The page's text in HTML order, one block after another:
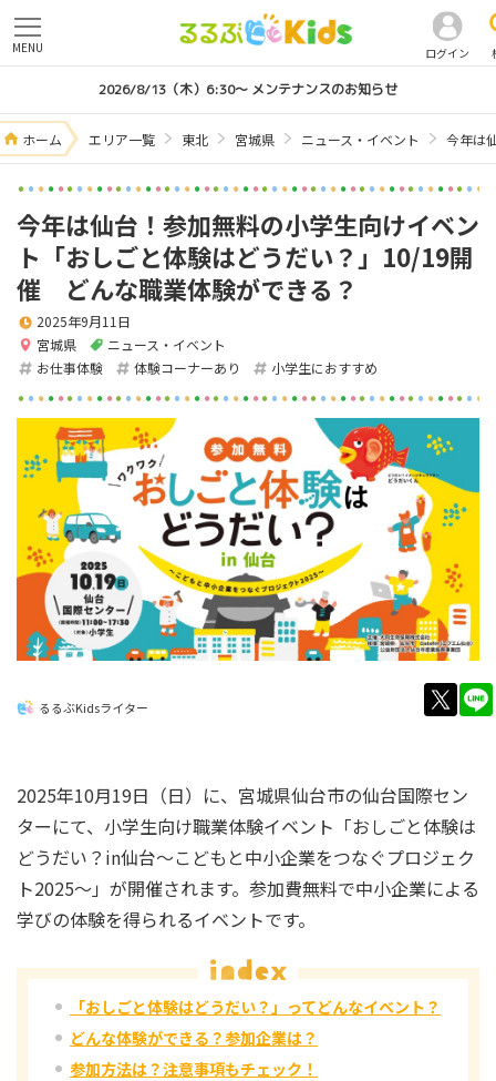
ログイン
MENU
2026/8/13（木）6:30～ メンテナンスのお知らせ
ホーム エリア一覧 東北 宮城県 ニュース・イベント 今年は
今年は仙台！参加無料の小学生向けイベン
ト「おしごと体験はどうだい？」10/19開
催 どんな職業体験ができる？
宮城県 ニュース・イベント
2025年9月11日
お仕事体験 体験コーナーあり 小学生におすすめ
るるぶKidsライター
2025年10月19日（日）に、宮城県仙台市の仙台国際セン
ターにて、小学生向け職業体験イベント「おしごと体験は
どうだい？in仙台～こどもと中小企業をつなぐプロジェク
ト2025～」が開催されます。参加費無料で中小企業による
学びの体験を得られるイベントです。
「おしごと体験はどうだい？」ってどんなイベント？
どんな体験ができる？参加企業は？
参加方法は？注意事項もチェック！